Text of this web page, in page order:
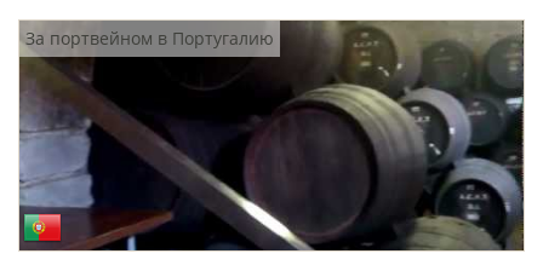
За портвейном в Португалию